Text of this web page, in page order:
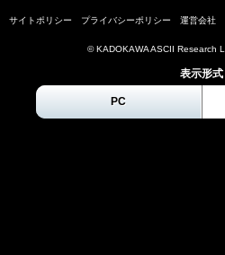
サイトポリシー プライバシーポリシー 運営会社
© KADOKAWA ASCII Research
表示形式
PC